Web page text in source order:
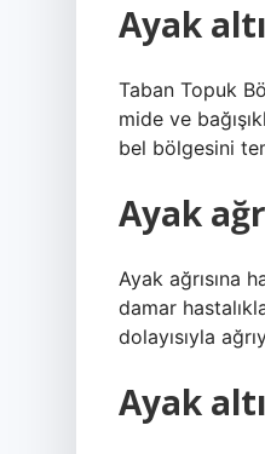
Ayak
Taban Topuk
mide ve
bel bölgesini
Ayak
Ayak ağrısına
damar
dolayısıyla
Ayak